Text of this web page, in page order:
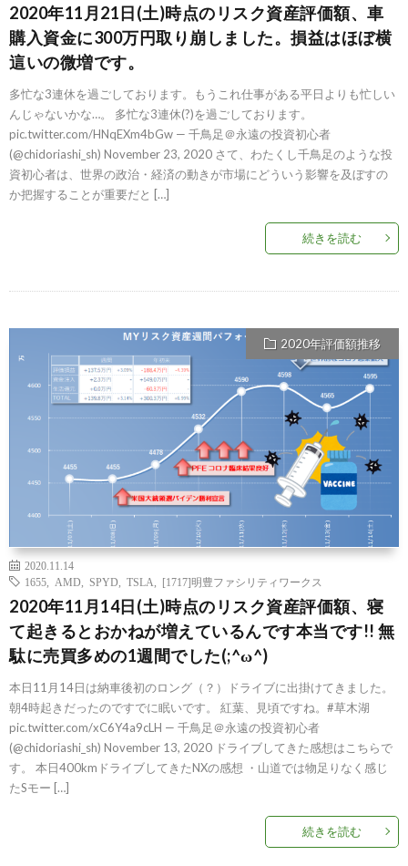
2020年11月21日(土)時点のリスク資産評価額、車
購入資金に300万円取り崩しました。損益はほぼ横
這いの微増です。
多忙な3連休を過ごしております。もうこれ仕事がある平日よりも忙しい
んじゃないかな…。 多忙な3連休(?)を過ごしております。
pic.twitter.com/HNqEXm4bGw — 千鳥足＠永遠の投資初心者
(@chidoriashi_sh) November 23, 2020 さて、わたくし千鳥足のような投
資初心者は、世界の政治・経済の動きが市場にどういう影響を及ぼすの
か把握することが重要だと […]
続きを読む
2020年評価額推移
2020.11.14
1655
AMD SPYD TSLA [1717]明豊ファシリティワークス
2020年11月14日(土)時点のリスク資産評価額、寝
て起きるとおかねが増えているんです本当です!! 無
駄に売買多めの1週間でした(;^ω^)
本日11月14日は納車後初のロング（？）ドライブに出掛けてきました。
朝4時起きだったのですでに眠いです。 紅葉、見頃ですね。#草木湖
pic.twitter.com/xC6Y4a9cLH — 千鳥足＠永遠の投資初心者
(@chidoriashi_sh) November 13, 2020 ドライブしてきた感想はこちらで
す。 本日400kmドライブしてきたNXの感想 ・山道では物足りなく感じ
たSモー […]
続きを読む